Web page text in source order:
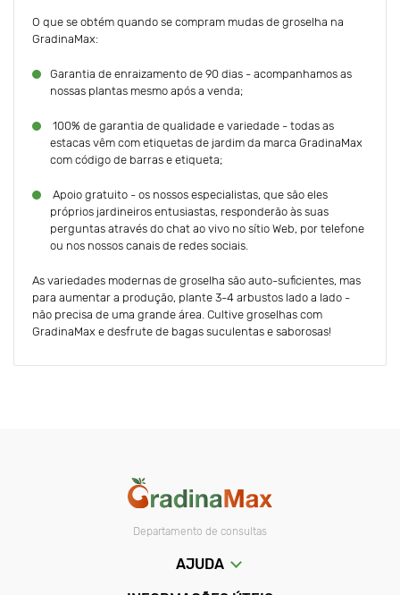
O que se obtém quando se compram mudas de groselha na
GradinaMax:
Garantia de enraizamento de 90 dias - acompanhamos as
nossas plantas mesmo após a venda;
100% de garantia de qualidade e variedade - todas as
estacas vêm com etiquetas de jardim da marca GradinaMax
com código de barras e etiqueta;
Apoio gratuito - os nossos especialistas, que são eles
próprios jardineiros entusiastas, responderão às suas
perguntas através do chat ao vivo no sítio Web, por telefone
ou nos nossos canais de redes sociais.
As variedades modernas de groselha são auto-suficientes, mas
para aumentar a produção, plante 3-4 arbustos lado a lado -
não precisa de uma grande área. Cultive groselhas com
GradinaMax e desfrute de bagas suculentas e saborosas!
Departamento de consultas
AJUDA